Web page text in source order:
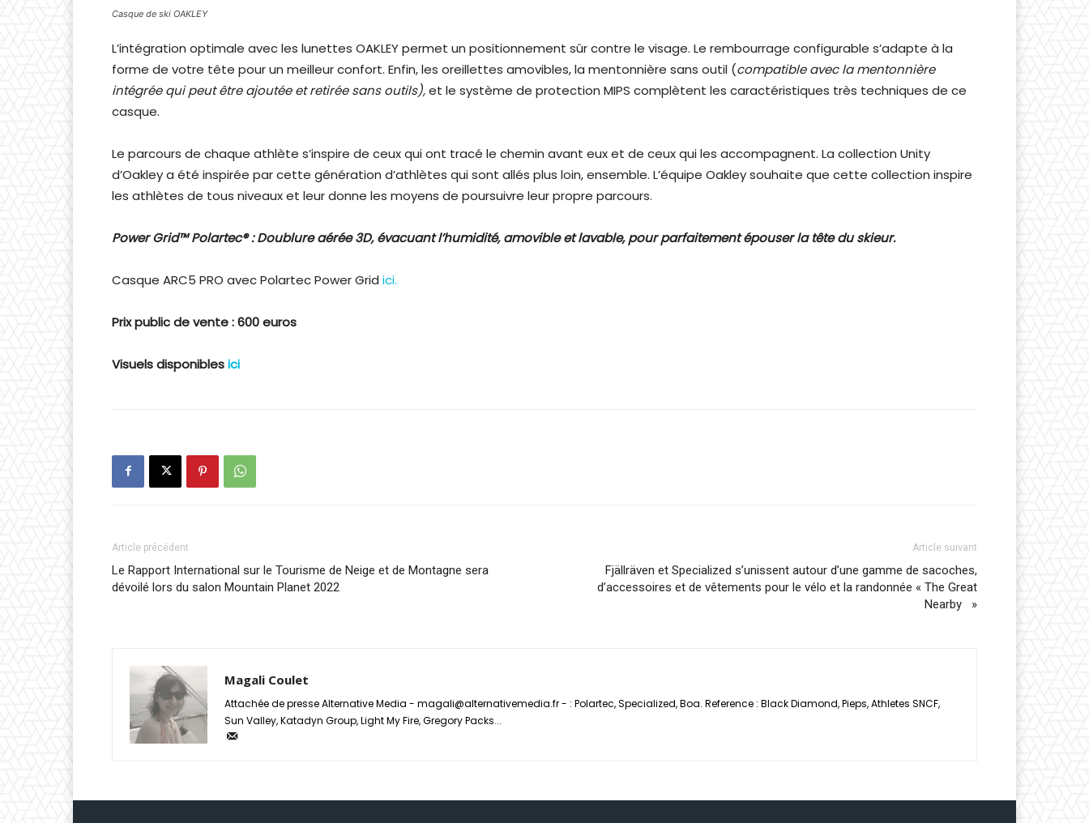
Casque de ski OAKLEY
L’intégration optimale avec les lunettes OAKLEY permet un positionnement sûr contre le visage. Le rembourrage configurable s’adapte à la
forme de votre tête pour un meilleur confort. Enfin, les oreillettes amovibles, la mentonnière sans outil (compatible avec la mentonnière
intégrée qui peut être ajoutée et retirée sans outils),et le système de protection MIPS complètent les caractéristiques très techniques de ce
casque.
Le parcours de chaque athlète s’inspire de ceux qui ont tracé le chemin avant eux et de ceux qui les accompagnent. La collection Unity
d’Oakley a été inspirée par cette génération d’athlètes qui sont allés plus loin, ensemble. L’équipe Oakley souhaite que cette collection inspire
les athlètes de tous niveaux et leur donne les moyens de poursuivre leur propre parcours.
Power Grid™ Polartec® : Doublure aérée 3D, évacuant l’humidité, amovible et lavable, pour parfaitement épouser la tête du skieur.
Casque ARC5 PRO avec Polartec Power Grid ici.
Prix public de vente : 600 euros
Visuels disponiblesici
Article précédent
Le Rapport International sur le Tourisme de Neige et de Montagne sera
dévoilé lors du salon Mountain Planet 2022
Article suivant
Fjällräven et Specialized s’unissent autour d’une gamme de sacoches,
d’accessoires et de vêtements pour le vélo et la randonnée « The Great
Nearby »
Magali Coulet
Attachée de presse Alternative Media - magali@alternativemedia.fr - : Polartec, Specialized, Boa. Reference : Black Diamond, Pieps, Athletes SNCF,
Sun Valley, Katadyn Group, Light My Fire, Gregory Packs...